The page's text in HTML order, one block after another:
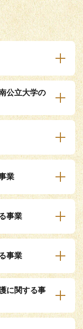
公立大学の
業
事業
事業
に関する事